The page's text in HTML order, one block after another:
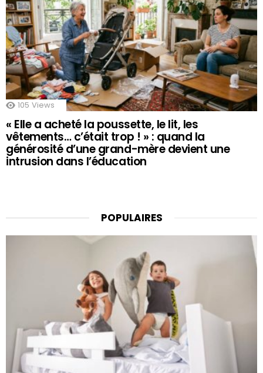
105 Views
« Elle a acheté la poussette, le lit, les
vêtements… c’était trop ! » : quand la
générosité d’une grand-mère devient une
intrusion dans l’éducation
POPULAIRES